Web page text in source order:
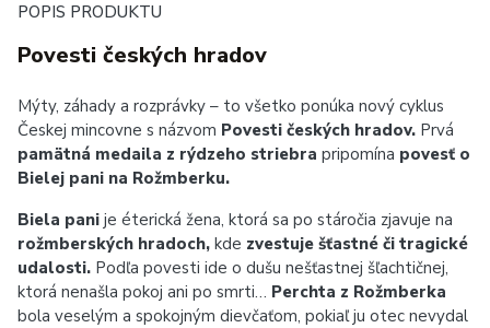
POPIS PRODUKTU
Povesti českých hradov
Mýty, záhady a rozprávky – to všetko ponúka nový cyklus
Českej mincovne s názvom Povesti českých hradov. Prvá
pamätná medaila z rýdzeho striebra pripomína povesť o
Bielej pani na Rožmberku.
Biela pani je éterická žena, ktorá sa po stáročia zjavuje na
rožmberských hradoch, kde zvestuje šťastné či tragické
udalosti. Podľa povesti ide o dušu nešťastnej šľachtičnej,
ktorá nenašla pokoj ani po smrti… Perchta z Rožmberka
bola veselým a spokojným dievčaťom, pokiaľ ju otec nevydal